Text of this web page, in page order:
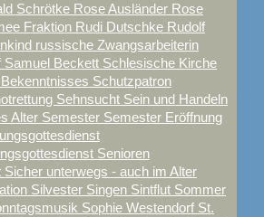
Schrötke Rose Ausländer Rose
Fraktion Rudi Dutschke Rudolf
russische Zwangsarbeiterin
Samuel Beckett Schlesische Kirche
Schutzpatron
Sehnsucht Sein und Handeln
Alter Semester Semester Eröffnung
Senioren
Sicher unterwegs - auch im Alter
Silvester Singen Sintflut Sommer
Sophie Westendorf St.